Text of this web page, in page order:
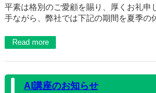
平素は格別のご愛顧を賜り、厚くお礼申
手ながら、弊社では下記の期間を夏季の
Read more
AI講座のお知らせ